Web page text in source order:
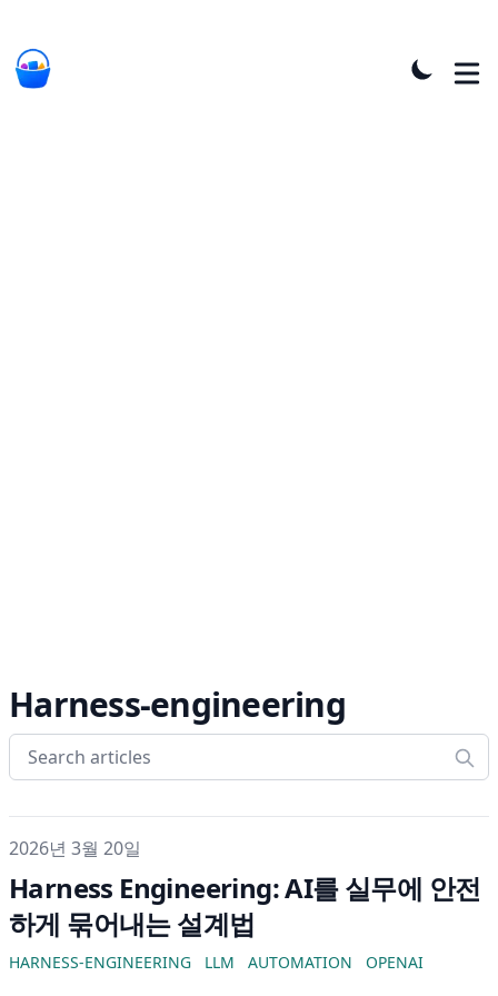
Harness-engineering
게시일
2026년 3월 20일
Harness Engineering: AI를 실무에 안전
하게 묶어내는 설계법
HARNESS-ENGINEERING LLM AUTOMATION
OPENAI